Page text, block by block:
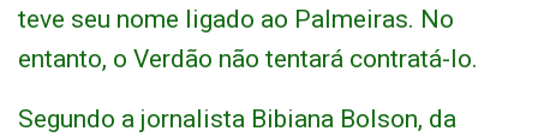
teve seu nome ligado ao Palmeiras. No
entanto, o Verdão não tentará contratá-lo.
Segundo a jornalista Bibiana Bolson, da